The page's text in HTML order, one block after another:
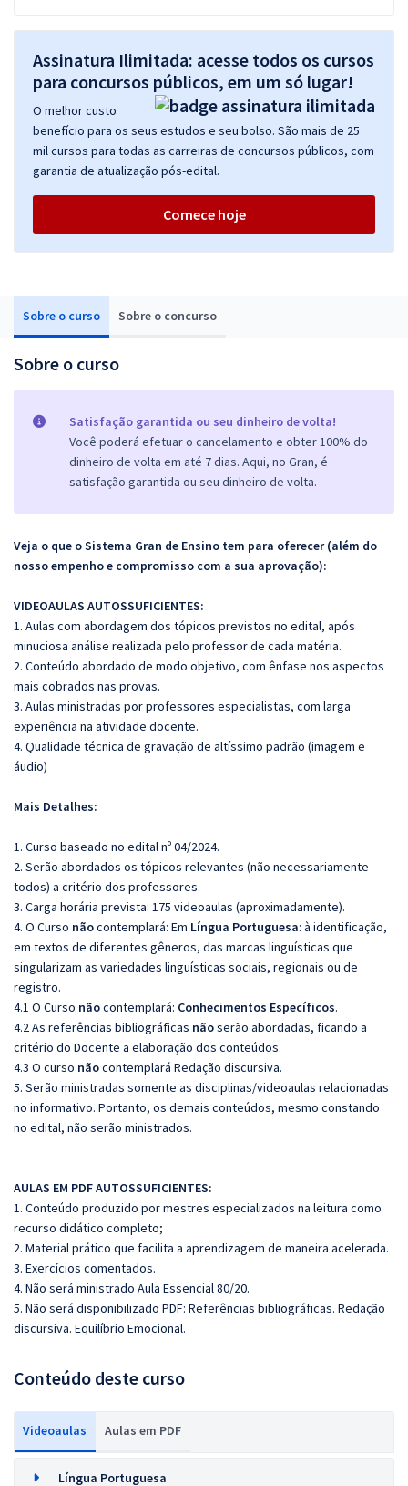
Sobre o curso Sobre o concurso
Sobre o curso
Satisfação garantida ou seu dinheiro de volta!
Você poderá efetuar o cancelamento e obter 100% do
dinheiro de volta em até 7 dias. Aqui, no Gran, é
satisfação garantida ou seu dinheiro de volta.
Veja o que o Sistema Gran de Ensino tem para oferecer (além do
nosso empenho e compromisso com a sua aprovação):
VIDEOAULAS AUTOSSUFICIENTES:
1. Aulas com abordagem dos tópicos previstos no edital, após
minuciosa análise realizada pelo professor de cada matéria.
2. Conteúdo abordado de modo objetivo, com ênfase nos aspectos
mais cobrados nas provas.
3. Aulas ministradas por professores especialistas, com larga
experiência na atividade docente.
4. Qualidade técnica de gravação de altíssimo padrão (imagem e
áudio)
Mais Detalhes:
1. Curso baseado no edital nº 04/2024.
2. Serão abordados os tópicos relevantes (não necessariamente
todos) a critério dos professores.
3. Carga horária prevista: 175 videoaulas (aproximadamente).
4. O Curso nãocontemplará: Em Língua Portuguesa: à identificação,
em textos de diferentes gêneros, das marcas linguísticas que
singularizam as variedades linguísticas sociais, regionais ou de
registro.
4.1 O Curso nãocontemplará: Conhecimentos Específicos.
4.2 As referências bibliográficas nãoserão abordadas, ficando a
critério do Docente a elaboração dos conteúdos.
4.3 O curso nãocontemplará Redação discursiva.
5. Serão ministradas somente as disciplinas/videoaulas relacionadas
no informativo. Portanto, os demais conteúdos, mesmo constando
no edital, não serão ministrados.
AULAS EM PDF AUTOSSUFICIENTES:
1. Conteúdo produzido por mestres especializados na leitura como
recurso didático completo;
2. Material prático que facilita a aprendizagem de maneira acelerada.
3. Exercícios comentados.
4. Não será ministrado Aula Essencial 80/20.
5. Não será disponibilizado PDF: Referências bibliográficas. Redação
discursiva. Equilíbrio Emocional.
Conteúdo deste curso
Videoaulas Aulas em PDF
Língua Portuguesa
Assinatura Ilimitada: acesse todos os cursos
para concursos públicos, em um só lugar!
O melhor custo
benefício para os seus estudos e seu bolso. São mais de 25
mil cursos para todas as carreiras de concursos públicos, com
garantia de atualização pós-edital.
Comece hoje